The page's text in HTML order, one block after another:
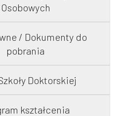
Osobowych
/ Dokumenty do
pobrania
Doktorskiej
kształcenia